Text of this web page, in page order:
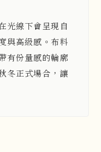
光線下會呈現自
與高級感。布料
有份量感的輪廓
冬正式場合，讓